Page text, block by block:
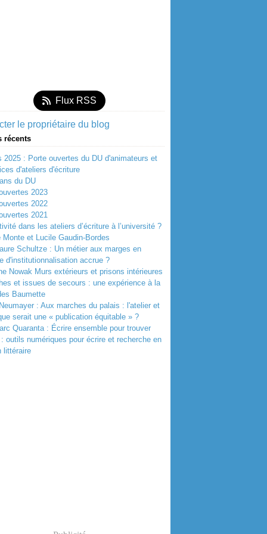
Flux RSS
le propriétaire du blog
récents
2025 : Porte ouvertes du DU d'animateurs et
d'ateliers d'écriture
du DU
2023
2022
2021
dans les ateliers d’écriture à l’université ?
Monte et Lucile Gaudin-Bordes
Schultze : Un métier aux marges en
d'institutionnalisation accrue ?
Nowak Murs extérieurs et prisons intérieures
et issues de secours : une expérience à la
Baumette
: Aux marches du palais : l'atelier et
serait une « publication équitable » ?
Quaranta : Écrire ensemble pour trouver
: outils numériques pour écrire et recherche en
littéraire